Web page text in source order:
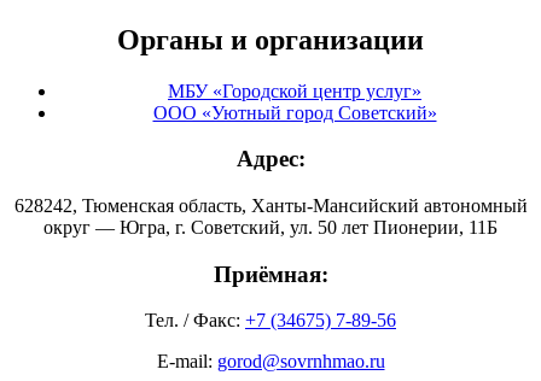
Органы и организации
МБУ «Городской центр услуг»
ООО «Уютный город Советский»
Адрес:
628242, Тюменская область, Ханты-Мансийский автономный
округ — Югра, г. Советский, ул. 50 лет Пионерии, 11Б
Приёмная:
Тел. / Факс: +7 (34675) 7-89-56
E-mail: gorod@sovrnhmao.ru